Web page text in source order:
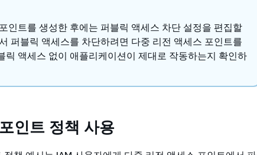
인트를 생성한 후에는 퍼블릭 액세스 차단 설정을 편집할
퍼블릭 액세스를 차단하려면 다중 리전 액세스 포인트를
릭 액세스 없이 애플리케이션이 제대로 작동하는지 확인하
인트 정책 사용